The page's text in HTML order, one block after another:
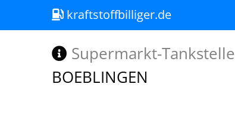
kraftstoffbilliger.de
Supermarkt-Tankstelle
BOEBLINGEN